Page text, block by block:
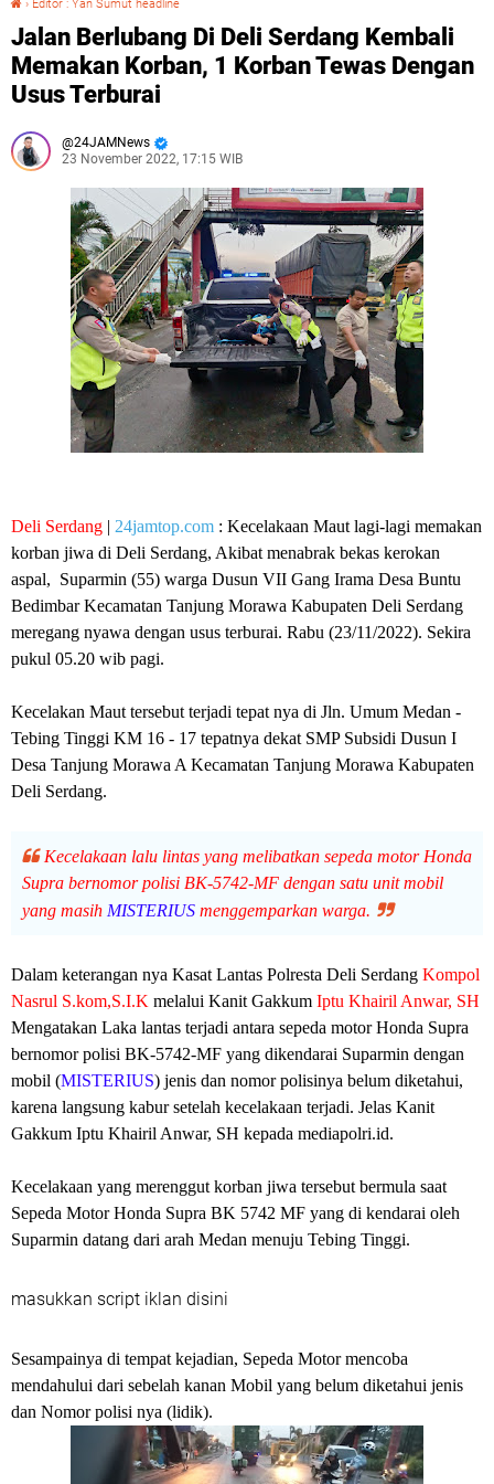
› Editor : Yan Sumut headline
Jalan Berlubang Di Deli Serdang Kembali
Memakan Korban, 1 Korban Tewas Dengan
Usus Terburai
24JAMNews
23 November 2022, 17:15 WIB
Deli Serdang | 24jamtop.com : Kecelakaan Maut lagi-lagi memakan
korban jiwa di Deli Serdang, Akibat menabrak bekas kerokan
aspal, Suparmin (55) warga Dusun VII Gang Irama Desa Buntu
Bedimbar Kecamatan Tanjung Morawa Kabupaten Deli Serdang
meregang nyawa dengan usus terburai. Rabu (23/11/2022). Sekira
pukul 05.20 wib pagi.
Kecelakan Maut tersebut terjadi tepat nya di Jln. Umum Medan -
Tebing Tinggi KM 16 - 17 tepatnya dekat SMP Subsidi Dusun I
Desa Tanjung Morawa A Kecamatan Tanjung Morawa Kabupaten
Deli Serdang.
Kecelakaan lalu lintas yang melibatkan sepeda motor Honda
Supra bernomor polisi BK-5742-MF dengan satu unit mobil
yang masih MISTERIUS menggemparkan warga.
Dalam keterangan nya Kasat Lantas Polresta Deli Serdang Kompol
Nasrul S.kom,S.I.K melalui Kanit Gakkum Iptu Khairil Anwar, SH
Mengatakan Laka lantas terjadi antara sepeda motor Honda Supra
bernomor polisi BK-5742-MF yang dikendarai Suparmin dengan
mobil (MISTERIUS) jenis dan nomor polisinya belum diketahui,
karena langsung kabur setelah kecelakaan terjadi. Jelas Kanit
Gakkum Iptu Khairil Anwar, SH kepada mediapolri.id.
Kecelakaan yang merenggut korban jiwa tersebut bermula saat
Sepeda Motor Honda Supra BK 5742 MF yang di kendarai oleh
Suparmin datang dari arah Medan menuju Tebing Tinggi.
masukkan script iklan disini
Sesampainya di tempat kejadian, Sepeda Motor mencoba
mendahului dari sebelah kanan Mobil yang belum diketahui jenis
dan Nomor polisi nya (lidik).